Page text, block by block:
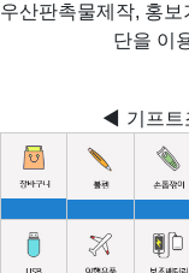
우산판촉물제작, 홍
단을 이
◀ 기프트